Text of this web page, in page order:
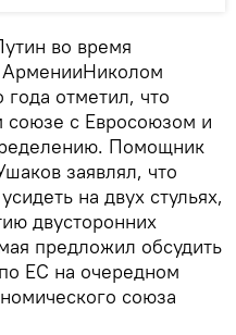
во время
АрменииНиколом
отметил, что
с Евросоюзом и
Помощник
заявлял, что
на двух стульях,
двусторонних
предложил обсудить
ЕС на очередном
союза